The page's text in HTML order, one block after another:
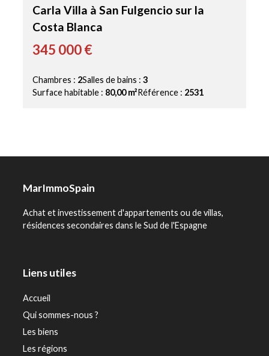
Carla Villa à San Fulgencio sur la
Costa Blanca
345 000 €
Chambres : 2Salles de bains :3
Surface habitable : 80,00 m²Référence : 2531
MarImmoSpain
Achat et investissement d'appartements ou de villas,
résidences secondaires dans le Sud de l'Espagne
Liens utiles
Accueil
Qui sommes-nous ?
Les biens
Les régions